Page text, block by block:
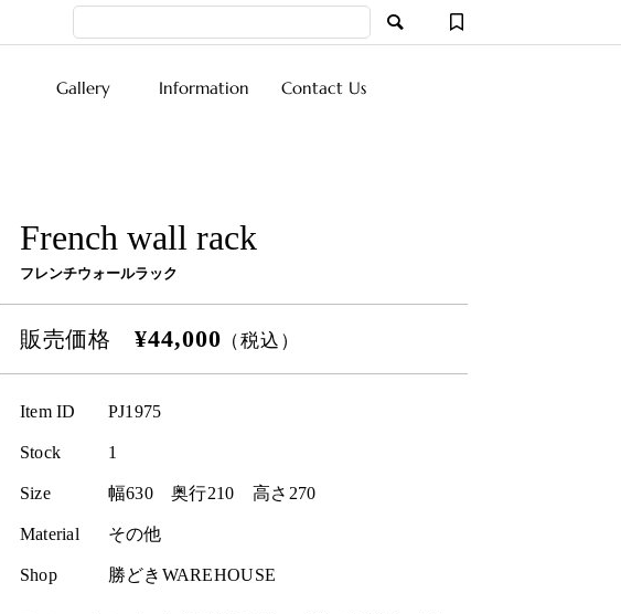
Gallery Information Contact Us
French wall rack
フレンチウォールラック
販売価格¥44,000 （税込）
Item ID PJ1975
Stock 1
Size 幅630奥行210 高さ 270
Material その他
Shop 勝どきWAREHOUSE